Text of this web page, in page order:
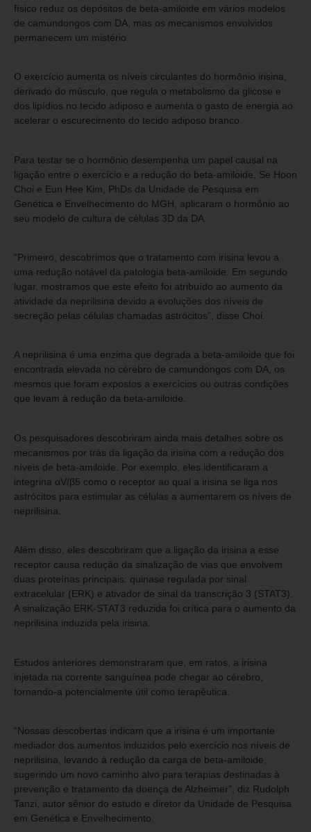
físico reduz os depósitos de beta-amiloide em vários modelos
de camundongos com DA, mas os mecanismos envolvidos
permanecem um mistério.
O exercício aumenta os níveis circulantes do hormônio irisina,
derivado do músculo, que regula o metabolismo da glicose e
dos lipídios no tecido adiposo e aumenta o gasto de energia ao
acelerar o escurecimento do tecido adiposo branco.
Para testar se o hormônio desempenha um papel causal na
ligação entre o exercício e a redução do beta-amiloide, Se Hoon
Choi e Eun Hee Kim, PhDs da Unidade de Pesquisa em
Genética e Envelhecimento do MGH, aplicaram o hormônio ao
seu modelo de cultura de células 3D da DA.
“Primeiro, descobrimos que o tratamento com irisina levou a
uma redução notável da patologia beta-amiloide. Em segundo
lugar, mostramos que este efeito foi atribuído ao aumento da
atividade da neprilisina devido a evoluções dos níveis de
secreção pelas células chamadas astrócitos”, disse Choi.
A neprilisina é uma enzima que degrada a beta-amiloide que foi
encontrada elevada no cérebro de camundongos com DA, os
mesmos que foram expostos a exercícios ou outras condições
que levam à redução da beta-amiloide.
Os pesquisadores descobriram ainda mais detalhes sobre os
mecanismos por trás da ligação da irisina com a redução dos
níveis de beta-amiloide. Por exemplo, eles identificaram a
integrina αV/β5 como o receptor ao qual a irisina se liga nos
astrócitos para estimular as células a aumentarem os níveis de
neprilisina.
Além disso, eles descobriram que a ligação da irisina a esse
receptor causa redução da sinalização de vias que envolvem
duas proteínas principais: quinase regulada por sinal
extracelular (ERK) e ativador de sinal da transcrição 3 (STAT3).
A sinalização ERK-STAT3 reduzida foi crítica para o aumento da
neprilisina induzida pela irisina.
Estudos anteriores demonstraram que, em ratos, a irisina
injetada na corrente sanguínea pode chegar ao cérebro,
tornando-a potencialmente útil como terapêutica.
“Nossas descobertas indicam que a irisina é um importante
mediador dos aumentos induzidos pelo exercício nos níveis de
neprilisina, levando à redução da carga de beta-amiloide,
sugerindo um novo caminho alvo para terapias destinadas à
prevenção e tratamento da doença de Alzheimer”, diz Rudolph
Tanzi, autor sênior do estudo e diretor da Unidade de Pesquisa
em Genética e Envelhecimento.